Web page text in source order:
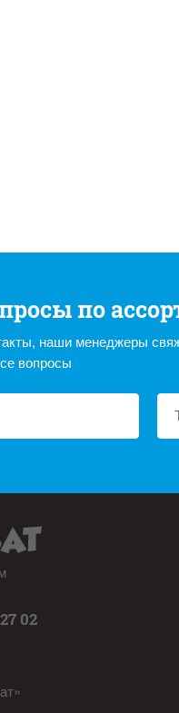
по
наши менеджеры
вопросы
02